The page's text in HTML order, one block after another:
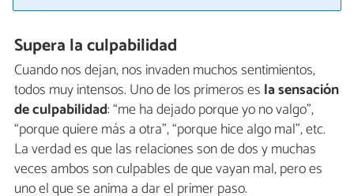
Supera la culpabilidad
Cuando nos dejan, nos invaden muchos sentimientos,
todos muy intensos. Uno de los primeros es la sensación
de culpabilidad: “me ha dejado porque yo no valgo”,
“porque quiere más a otra”, “porque hice algo mal”, etc.
La verdad es que las relaciones son de dos y muchas
veces ambos son culpables de que vayan mal, pero es
uno el que se anima a dar el primer paso.